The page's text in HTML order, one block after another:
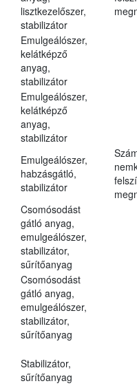
lisztkezelőszer,
stabilizátor
Emulgeálószer,
kelátképző
anyag,
stabilizátor
Emulgeálószer,
kelátképző
anyag,
stabilizátor
Emulgeálószer,
habzásgátló,
stabilizátor
Csomósodást
gátló anyag,
emulgeálószer,
stabilizátor,
sűrítőanyag
Csomósodást
gátló anyag,
emulgeálószer,
stabilizátor,
sűrítőanyag
Stabilizátor,
sűrítőanyag